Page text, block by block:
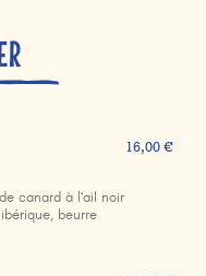
canard à l'ail noir
beurre
16,00 €